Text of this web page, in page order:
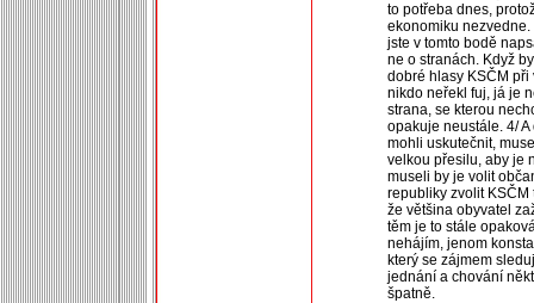
to potřeba dnes,
ekonomiku
jste v tomto bodě
ne o stranách. Když
dobré hlasy KSČM při
nikdo neřekl fuj, já je
strana, se kterou
opakuje neustále. 4/
mohli uskutečnit,
velkou přesilu, aby je
museli by je volit
republiky zvolit KSČM
že většina obyvatel
těm je to stále
nehájím, jenom
který se zájmem
jednání a chování
špatně.